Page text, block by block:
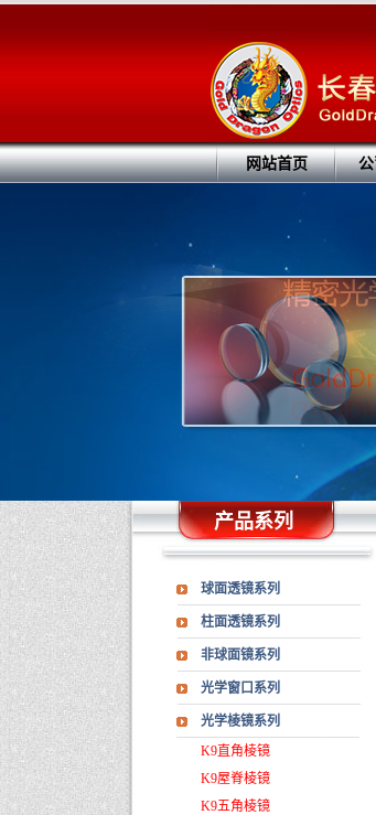
网站首页
产品系列
球面透镜系列
柱面透镜系列
非球面镜系列
光学窗口系列
光学棱镜系列
K9直角棱镜
K9屋脊棱镜
K9五角棱镜